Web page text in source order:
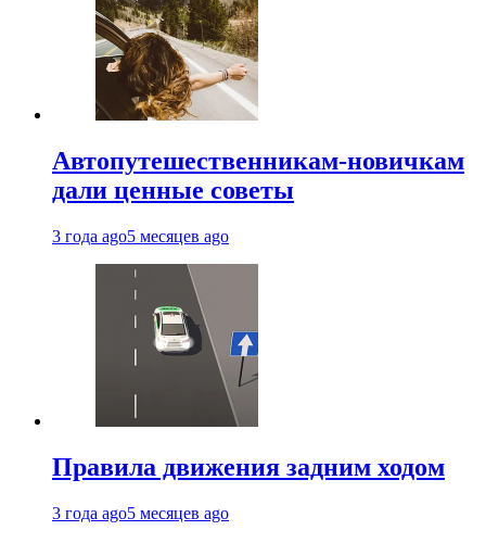
Автопутешественникам-новичкам
дали ценные советы
3 года ago5 месяцев ago
Правила движения задним ходом
3 года ago5 месяцев ago